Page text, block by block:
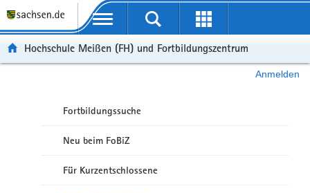
Portalübergreifende Navigation
Hochschule Meißen (FH) und Fortbildungszentrum
Anmelden
Fortbildungssuche
Neu beim FoBiZ
Für Kurzentschlossene